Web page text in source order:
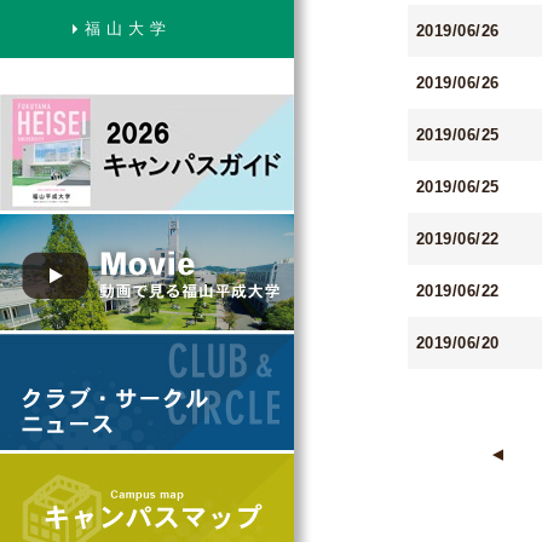
福 山 大 学 2019/06/26
2019/06/26
2019/06/25
2019/06/25
2019/06/22
2019/06/22
2019/06/20
▲